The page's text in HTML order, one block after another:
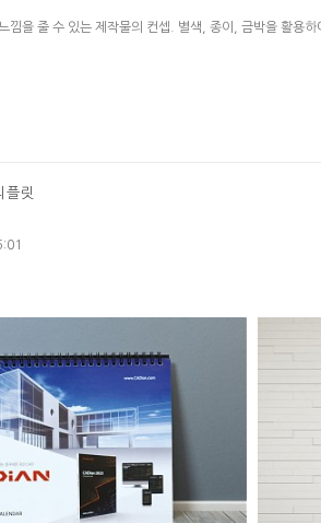
낌을 줄 수 있는 제작물의 컨셉. 별색, 종이, 금박을 활용
플릿
2023년 탁상용 달력